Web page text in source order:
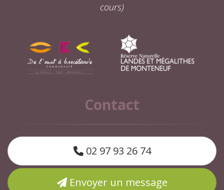
cours)
Contact
02 97 93 26 74
Envoyer un message